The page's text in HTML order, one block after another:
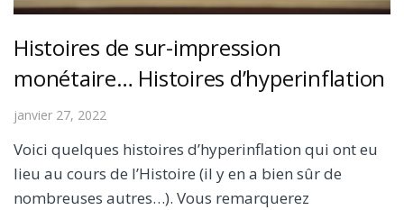
Histoires de sur-impression
monétaire… Histoires d’hyperinflation
janvier 27, 2022
Voici quelques histoires d’hyperinflation qui ont eu
lieu au cours de l’Histoire (il y en a bien sûr de
nombreuses autres…). Vous remarquerez